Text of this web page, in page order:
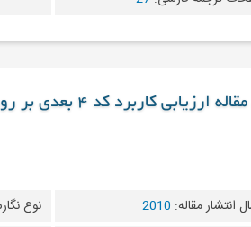
کاربرد کد 4 بعدی بر روی پروژه های ساختمانی
انتشار مقاله: 2010 نوع